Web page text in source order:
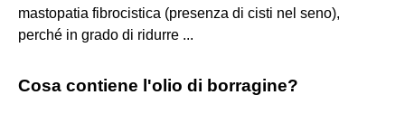
mastopatia fibrocistica (presenza di cisti nel seno),
perché in grado di ridurre ...
Cosa contiene l'olio di borragine?